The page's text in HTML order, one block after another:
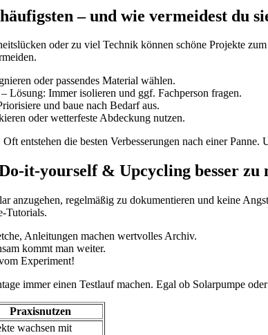
– und wie vermeidest du
oder zu viel Technik können schöne Projekte
oder passendes Material wählen.
Lösung: Immer isolieren und ggf. Fachperson fragen.
und baue nach Bedarf aus.
oder wetterfeste Abdeckung nutzen.
entstehen die besten Verbesserungen nach einer
it-yourself & Upcycling besser zu
anzugehen, regelmäßig zu dokumentieren und keine
Tutorials.
Anleitungen machen wertvolles Archiv.
kommt man weiter.
Experiment!
immer einen Testlauf machen. Egal ob Solarpumpe
Praxisnutzen
wachsen mit